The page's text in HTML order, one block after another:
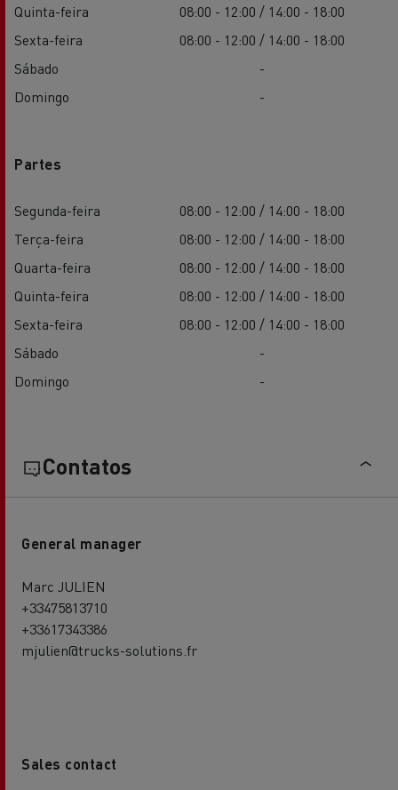
Quinta-feira
08:00 - 12:00 / 14:00 - 18:00
Sexta-feira
08:00 - 12:00 / 14:00 - 18:00
Sábado
-
Domingo
-
Partes
Segunda-feira
08:00 - 12:00 / 14:00 - 18:00
Terça-feira
08:00 - 12:00 / 14:00 - 18:00
Quarta-feira
08:00 - 12:00 / 14:00 - 18:00
Quinta-feira
08:00 - 12:00 / 14:00 - 18:00
Sexta-feira
08:00 - 12:00 / 14:00 - 18:00
Sábado
-
Domingo
-
Contatos
General manager
Marc JULIEN
+33475813710
+33617343386
mjulien@trucks-solutions.fr
Sales contact